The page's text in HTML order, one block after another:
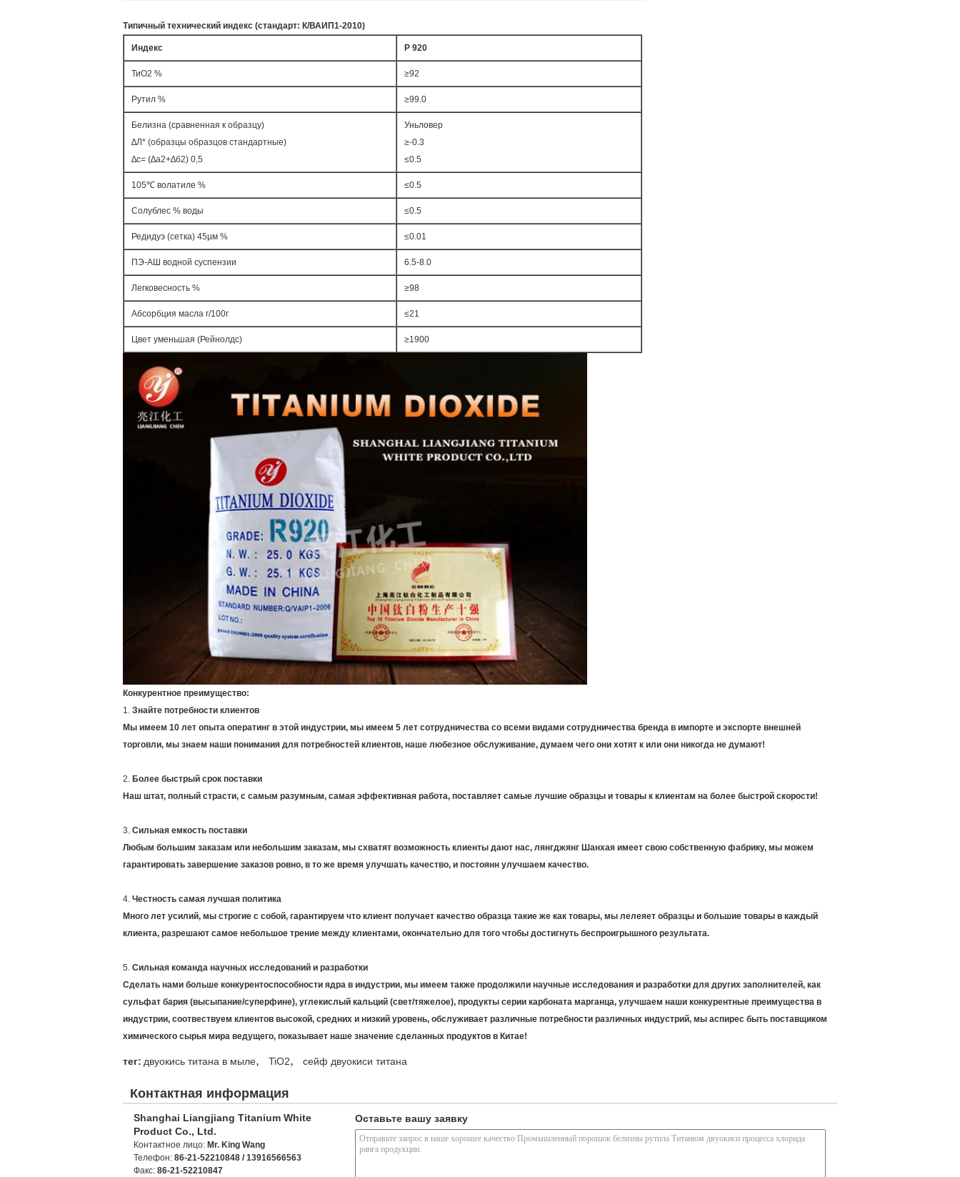
Типичный технический индекс (стандарт: К/ВАИП1-2010)
Индекс Р 920
ТиО2 % ≥92
Рутил % ≥99.0
Белизна (сравненная к образцу)
∆Л* (образцы образцов стандартные)
∆с= (∆а2+∆б2) 0,5
Уньловер
≥-0.3
≤0.5
105℃ волатиле % ≤0.5
Солублес % воды ≤0.5
Редидуэ (сетка) 45µм % ≤0.01
ПЭ-АШ водной суспензии 6.5-8.0
Легковесность % ≥98
Абсорбция масла г/100г ≤21
Цвет уменьшая (Рейнолдс) ≥1900
Конкурентное преимущество:
1. Знайте потребности клиентов
Мы имеем 10 лет опыта оператинг в этой индустрии, мы имеем 5 лет сотрудничества со всеми видами сотрудничества бренда в импорте и экспорте внешней
торговли, мы знаем наши понимания для потребностей клиентов, наше любезное обслуживание, думаем чего они хотят к или они никогда не думают!
2. Более быстрый срок поставки
Наш штат, полный страсти, с самым разумным, самая эффективная работа, поставляет самые лучшие образцы и товары к клиентам на более быстрой скорости!
3. Сильная емкость поставки
Любым большим заказам или небольшим заказам, мы схватят возможность клиенты дают нас, лянгджянг Шанхая имеет свою собственную фабрику, мы можем
гарантировать завершение заказов ровно, в то же время улучшать качество, и постоянн улучшаем качество.
4. Честность самая лучшая политика
Много лет усилий, мы строгие с собой, гарантируем что клиент получает качество образца такие же как товары, мы лелеяет образцы и большие товары в каждый
клиента, разрешают самое небольшое трение между клиентами, окончательно для того чтобы достигнуть беспроигрышного результата.
5. Сильная команда научных исследований и разработки
Сделать нами больше конкурентоспособности ядра в индустрии, мы имеем также продолжили научные исследования и разработки для других заполнителей, как
сульфат бария (высыпание/суперфине), углекислый кальций (свет/тяжелое), продукты серии карбоната марганца, улучшаем наши конкурентные преимущества в
индустрии, соотвествуем клиентов высокой, средних и низкий уровень, обслуживает различные потребности различных индустрий, мы аспирес быть поставщиком
химического сырья мира ведущего, показывает наше значение сделанных продуктов в Китае!
тег: двуокись титана в мыле, TiO2, сейф двуокиси титана
Контактная информация
Shanghai Liangjiang Titanium White
Product Co., Ltd.
Контактное лицо: Mr. King Wang
Телефон: 86-21-52210848 / 13916566563
Факс: 86-21-52210847
Оставьте вашу заявку